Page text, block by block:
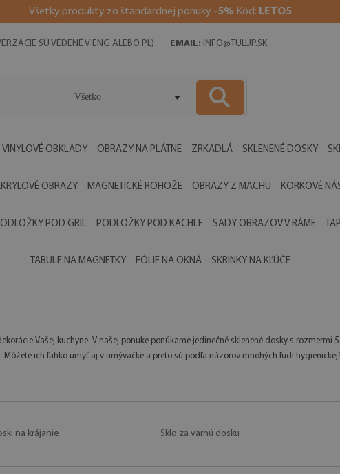
Všetky produkty zo štandardnej ponuky -5% Kód: LETO5
SÚ VEDENÉ V ENG ALEBO PL) EMAIL: INFO@TULUP.SK
Všetko
VINYLOVÉ OBKLADY OBRAZY NA PLÁTNE ZRKADLÁ SKLENENÉ DOSKY
OBRAZY MAGNETICKÉ ROHOŽE OBRAZY Z MACHU KORKOVÉ
POD GRIL PODLOŽKY POD KACHLE SADY OBRAZOV V RÁME
TABULE NA MAGNETKY FÓLIE NA OKNÁ SKRINKY NA KĽÚČE
Vašej kuchyne. V našej ponuke ponúkame jedinečné sklenené dosky s rozmermi
ich ľahko umyť aj v umývačke a preto sú podľa názorov mnohých ľudí
na krájanie Sklo za varnú dosku